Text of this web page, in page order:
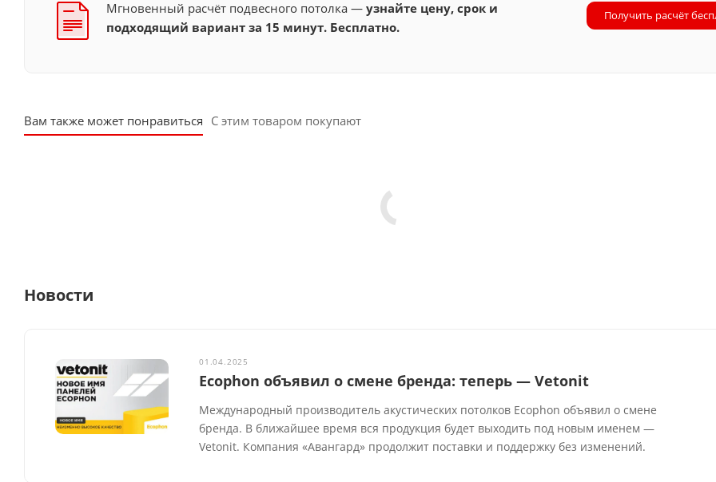
Мгновенный расчёт подвесного потолка —узнайте цену, срок и
подходящий вариант за 15 минут. Бесплатно.
Получить расчёт
Вам также может понравиться С этим товаром покупают
Новости
01.04.2025
Ecophon объявил о смене бренда: теперь — Vetonit
Международный производитель акустических потолков Ecophon объявил о смене
бренда. В ближайшее время вся продукция будет выходить под новым именем —
Vetonit. Компания «Авангард» продолжит поставки и поддержку без изменений.